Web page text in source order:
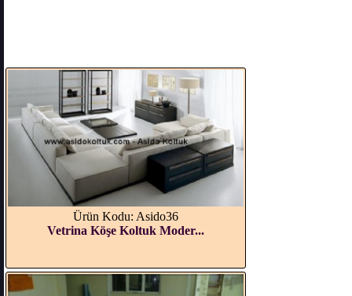
Ürün Kodu: Asido36
Vetrina Köşe Koltuk Moder...